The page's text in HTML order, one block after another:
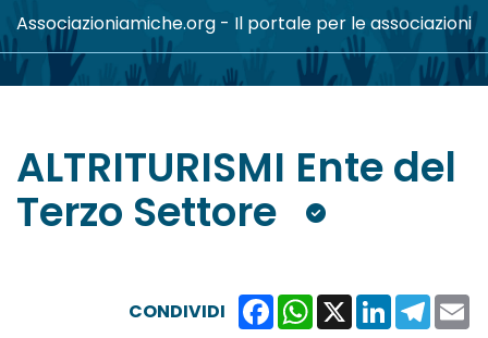
Associazioniamiche.org - Il portale per le associazioni
ALTRITURISMI Ente del
Terzo Settore
Facebook
WhatsApp
X LinkedIn
CONDIVIDI